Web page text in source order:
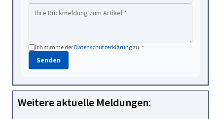
Ich stimme derDatenschutzerklärung zu. *
Senden
Weitere aktuelle Meldungen: